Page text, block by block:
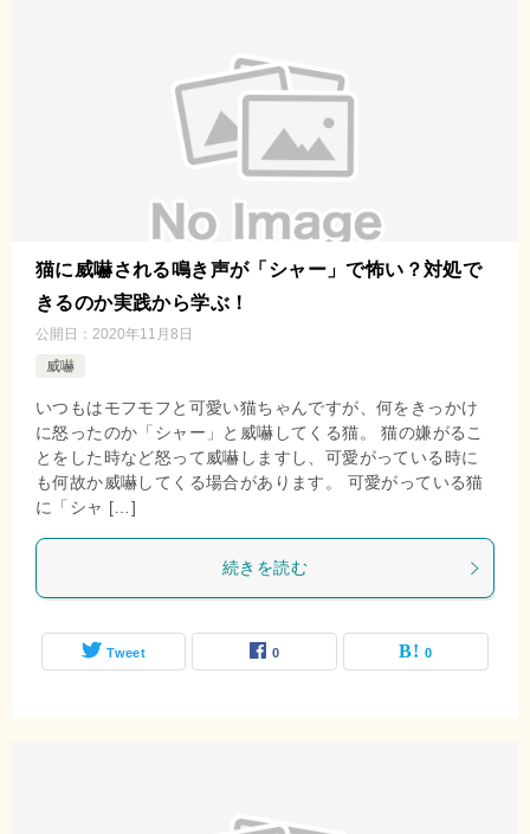
猫に威嚇される鳴き声が「シャー」で怖い？対処で
きるのか実践から学ぶ！
公開日： 2020年11月8日
威嚇
いつもはモフモフと可愛い猫ちゃんですが、何をきっかけ
に怒ったのか「シャー」と威嚇してくる猫。 猫の嫌がるこ
とをした時など怒って威嚇しますし、可愛がっている時に
も何故か威嚇してくる場合があります。 可愛がっている猫
に「シャ […]
続きを読む
Tweet 0 0